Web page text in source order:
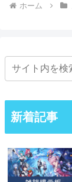
ホーム
新着記事